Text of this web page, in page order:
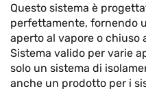
Questo sistema è
perfettamente, fornendo
aperto al vapore o chiuso
Sistema valido per varie
solo un sistema di
anche un prodotto per i